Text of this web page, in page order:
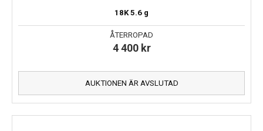
18K 5.6 g
ÅTERROPAD
4 400 kr
AUKTIONEN ÄR AVSLUTAD